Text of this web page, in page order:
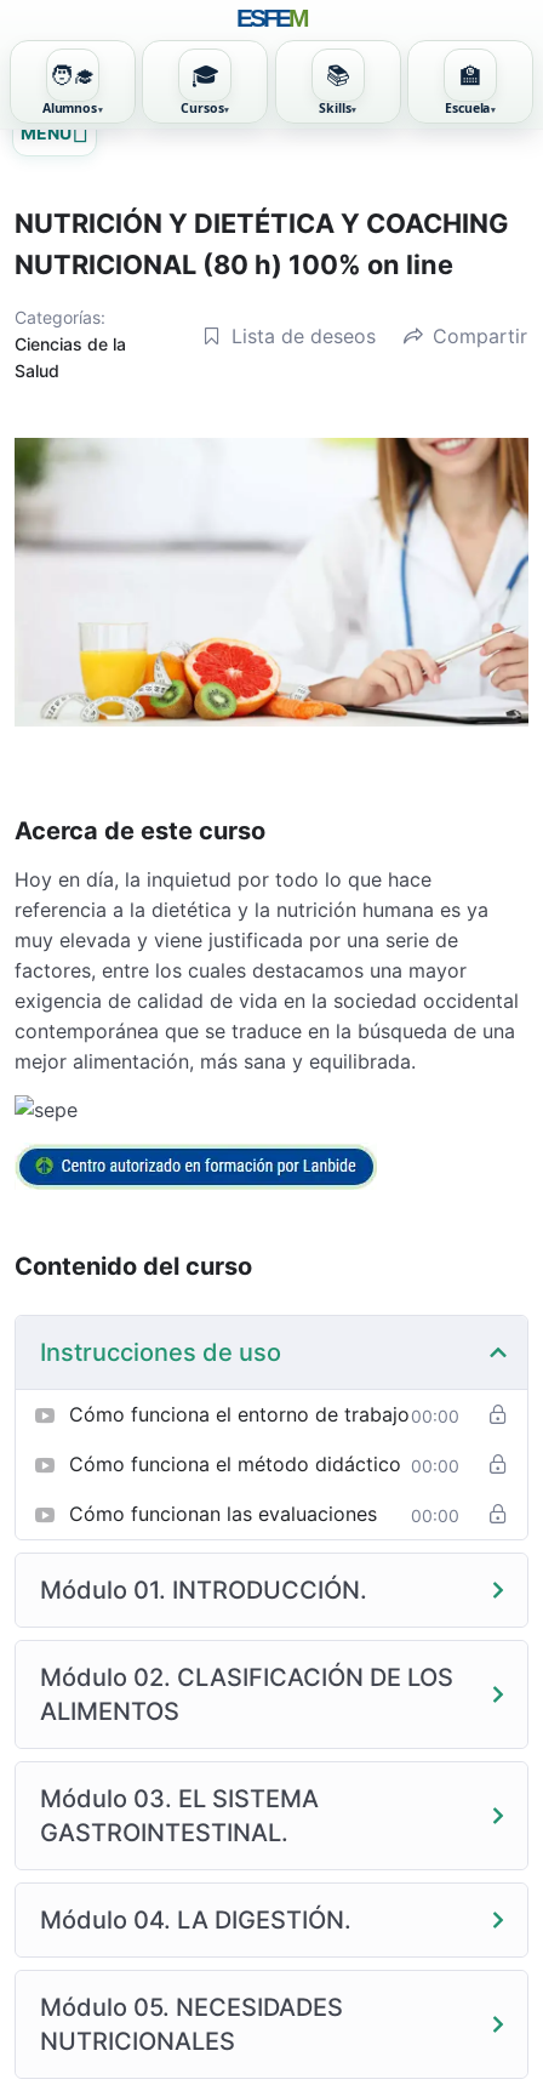
ESFEM
🧑‍🎓
Alumnos
🎓
Cursos
📚
Skills
🏫
Escuela
al
MENU
NUTRICIÓN Y DIETÉTICA Y COACHING
NUTRICIONAL (80 h) 100% on line
Categorías:
Ciencias de la
Salud
Lista de deseos Compartir
Acerca de este curso
Hoy en día, la inquietud por todo lo que hace
referencia a la dietética y la nutrición humana es ya
muy elevada y viene justificada por una serie de
factores, entre los cuales destacamos una mayor
exigencia de calidad de vida en la sociedad occidental
contemporánea que se traduce en la búsqueda de una
mejor alimentación, más sana y equilibrada.
Contenido del curso
Instrucciones de uso
Cómo funciona el entorno de trabajo00:00
Cómo funciona el método didáctico 00:00
Cómo funcionan las evaluaciones 00:00
Módulo 01. INTRODUCCIÓN.
Módulo 02. CLASIFICACIÓN DE LOS
ALIMENTOS
Módulo 03. EL SISTEMA
GASTROINTESTINAL.
Módulo 04. LA DIGESTIÓN.
Módulo 05. NECESIDADES
NUTRICIONALES